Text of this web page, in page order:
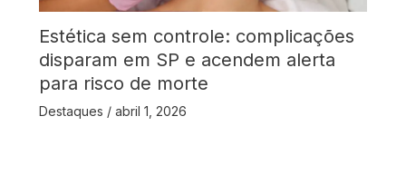
Estética sem controle: complicações
disparam em SP e acendem alerta
para risco de morte
Destaques / abril 1, 2026